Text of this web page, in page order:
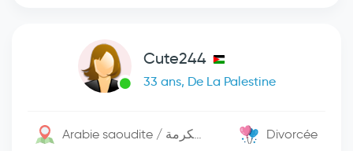
Cute244
33 ans, De La Palestine
Arabie saoudite / مكة المكرمة Divorcée